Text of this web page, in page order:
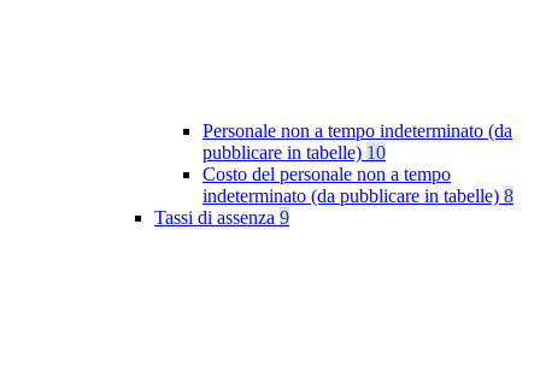
Personale non a tempo indeterminato (da
pubblicare in tabelle) 10
Costo del personale non a tempo
indeterminato (da pubblicare in tabelle) 8
Tassi di assenza 9